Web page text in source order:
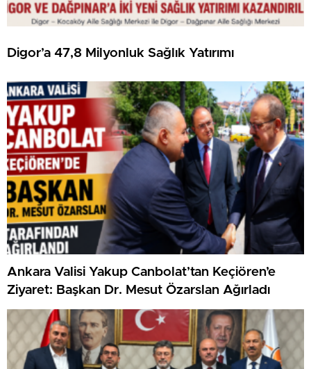
Digor’a 47,8 Milyonluk Sağlık Yatırımı
Ankara Valisi Yakup Canbolat’tan Keçiören’e
Ziyaret: Başkan Dr. Mesut Özarslan Ağırladı